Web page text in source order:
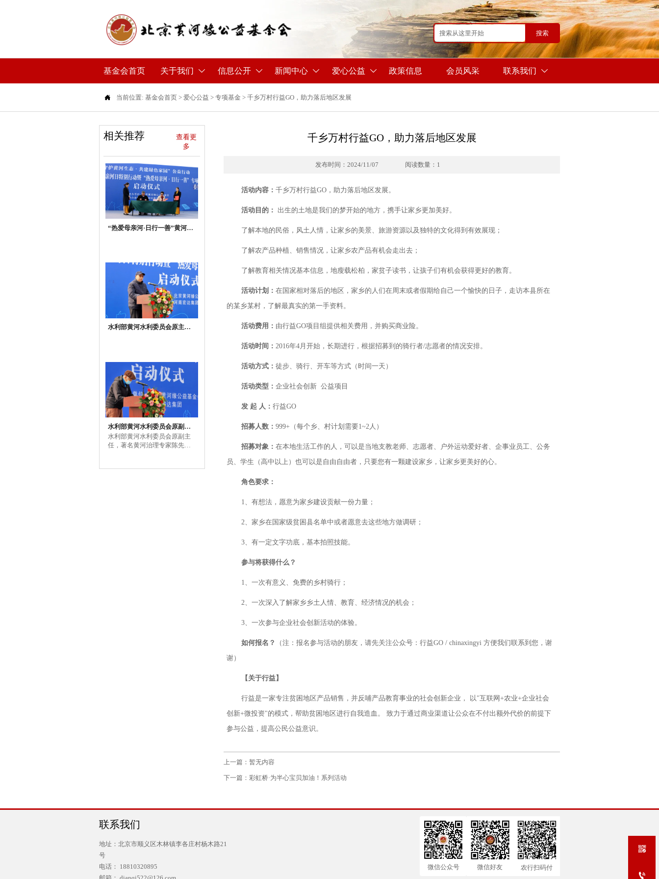
搜索
基金会首页 关于我们  信息公开  新闻中心  爱心公益  政策信息 会员风采 联系我们 
 当前位置: 基金会首页> 爱心公益 > 专项基金 > 千乡万村行益GO，助力落后地区发展
相关推荐
查看更
多
“热爱母亲河·日行一善”黄河缘
水利部黄河水利委员会原主
水利部黄河水利委员会原副主
任，著名黄河治理专家陈先德
先生讲话致辞
水利部黄河水利委员会原副主
任，著名黄河治理专家陈先德
千乡万村行益GO，助力落后地区发展
发布时间：2024/11/07 阅读数量：1
活动内容：千乡万村行益GO，助力落后地区发展。
活动目的： 出生的土地是我们的梦开始的地方，携手让家乡更加美好。
了解本地的民俗，风土人情，让家乡的美景、旅游资源以及独特的文化得到有效展现；
了解农产品种植、销售情况，让家乡农产品有机会走出去；
了解教育相关情况基本信息，地瘦载松柏，家贫子读书，让孩子们有机会获得更好的教育。
活动计划：在国家相对落后的地区，家乡的人们在周末或者假期给自己一个愉快的日子，走访本县所在
的某乡某村，了解最真实的第一手资料。
活动费用： 由行益GO项目组提供相关费用，并购买商业险。
活动时间：2016年4月开始，长期进行，根据招募到的骑行者/志愿者的情况安排。
活动方式：徒步、骑行、开车等方式（时间一天）
活动类型：企业社会创新 公益项目
发 起 人：行益GO
招募人数：999+（每个乡、村计划需要1~2人）
招募对象：在本地生活工作的人，可以是当地支教老师、志愿者、户外运动爱好者、企事业员工、公务
员、学生（高中以上）也可以是自由自由者，只要您有一颗建设家乡，让家乡更美好的心。
角色要求：
1、有想法，愿意为家乡建设贡献一份力量；
2、家乡在国家级贫困县名单中或者愿意去这些地方做调研；
3、有一定文字功底，基本拍照技能。
参与将获得什么？
1、一次有意义、免费的乡村骑行；
2、一次深入了解家乡乡土人情、教育、经济情况的机会；
3、一次参与企业社会创新活动的体验。
如何报名？ （注：报名参与活动的朋友，请先关注公众号：行益GO / chinaxingyi 方便我们联系到您，谢
谢）
【关于行益】
行益是一家专注贫困地区产品销售，并反哺产品教育事业的社会创新企业， 以"互联网+农业+企业社会
创新+微投资"的模式，帮助贫困地区进行自我造血。 致力于通过商业渠道让公众在不付出额外代价的前提下
参与公益，提高公民公益意识。
上一篇：暂无内容
下一篇： 彩虹桥·为半心宝贝加油！系列活动
联系我们
地址：北京市顺义区木林镇李各庄村杨木路21
号
电话： 18810320895
微信公众号 微信好友 农行扫码付

